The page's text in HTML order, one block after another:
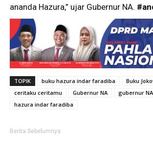
ananda Hazura,” ujar Gubernur NA.
TOPIK buku hazura indar faradiba
Buku
ceritaku ceritamu
Gubernur NA
gubernur
hazura indar faradiba
Berita Sebelumnya